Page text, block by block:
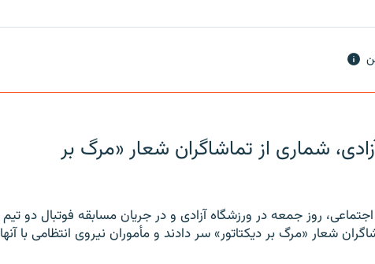
شماری از تماشاگران شعار «مرگ بر
روز جمعه در ورزشگاه آزادی و در جریان مسابقه فوتبال دو تیم
شعار «مرگ بر دیکتاتور» سر دادند و مأموران نیروی انتظامی با آنها